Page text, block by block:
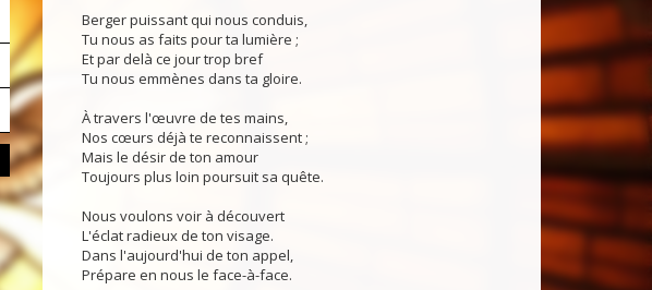
Berger puissant qui nous conduis,
Tu nous as faits pour ta lumière ;
Et par delà ce jour trop bref
Tu nous emmènes dans ta gloire.
À travers l'œuvre de tes mains,
Nos cœurs déjà te reconnaissent ;
Mais le désir de ton amour
Toujours plus loin poursuit sa quête.
Nous voulons voir à découvert
L'éclat radieux de ton visage.
Dans l'aujourd'hui de ton appel,
Prépare en nous le face-à-face.